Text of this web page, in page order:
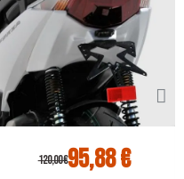
120,00 €95,88 €